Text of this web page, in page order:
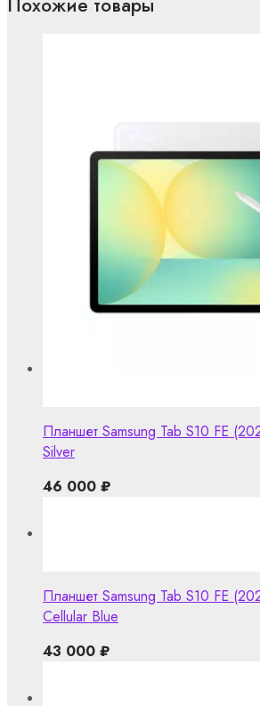
Планшет Samsung Tab S10 FE
Silver
46 000 ₽
Планшет Samsung Tab S10 FE
Cellular Blue
43 000 ₽